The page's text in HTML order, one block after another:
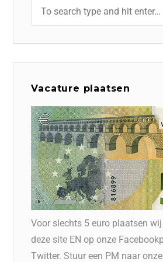
Vacature plaatsen
Voor slechts 5 euro plaatsen
deze site EN op onze
Twitter. Stuur een PM naar onze